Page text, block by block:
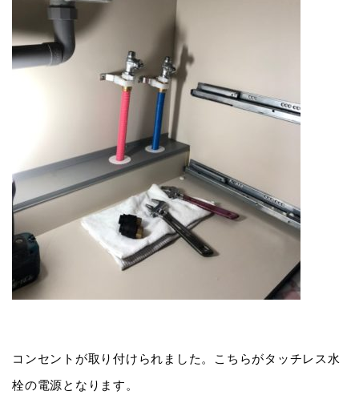
コンセントが取り付けられました。こちらがタッチレス水
栓の電源となります。